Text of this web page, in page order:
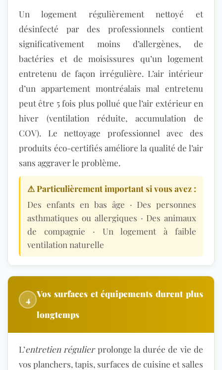
Un logement régulièrement nettoyé et
désinfecté par des professionnels contient
significativement moins d’allergènes, de
bactéries et de moisissures qu’un logement
entretenu de façon irrégulière. L’air intérieur
d’un appartement montréalais mal entretenu
peut être 5 fois plus pollué que l’air extérieur en
hiver (ventilation réduite, accumulation de
COV). Le nettoyage professionnel avec des
produits éco-certifiés améliore la qualité de l’air
sans aggraver le problème.
⚠ Particulièrement important si vous avez :
Des enfants en bas âge · Des personnes
asthmatiques ou allergiques · Des animaux
de compagnie · Un logement à faible
ventilation naturelle
4
Vos surfaces et équipements durent plus
longtemps
L’entretien régulierprolonge la durée de vie de
vos planchers, tapis, surfaces de cuisine et salles